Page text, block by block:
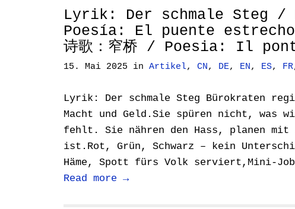
Lyrik: Der schmale Steg /
Poesía: El puente
诗歌：窄桥 / Poesia: Il
15. Mai 2025 in Artikel, CN, DE, EN, ES, FR
Lyrik: Der schmale Steg Bürokraten
Macht und Geld.Sie spüren nicht, was
fehlt. Sie nähren den Hass, planen
ist.Rot, Grün, Schwarz – kein
Häme, Spott fürs Volk serviert,Mini-
Read more →